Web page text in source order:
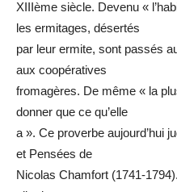
XIIIème siècle. Devenu «
les ermitages, désertés
par leur ermite, sont passés
aux coopératives
fromagères. De même « la
donner que ce qu’elle
a ». Ce proverbe aujourd’hui
et Pensées de
Nicolas Chamfort (1741-